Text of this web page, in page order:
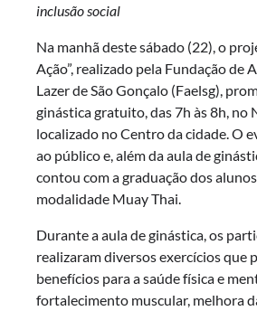
inclusão social
Na manhã deste sábado (22), o
Ação”, realizado pela Fundação de
Lazer de São Gonçalo (Faelsg),
ginástica gratuito, das 7h às 8h, no
localizado no Centro da cidade. O
ao público e, além da aula de
contou com a graduação dos
modalidade Muay Thai.
Durante a aula de ginástica, os
realizaram diversos exercícios que
benefícios para a saúde física e
fortalecimento muscular, melhora